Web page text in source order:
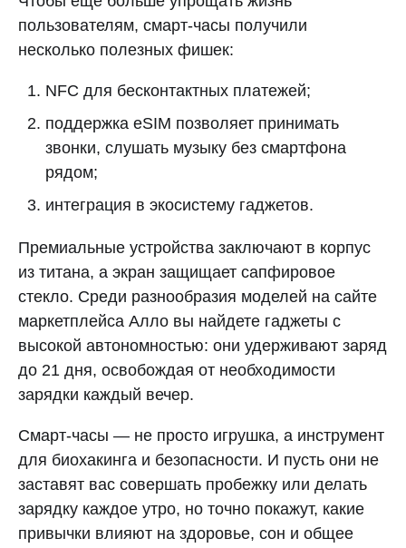
пользователям, смарт-часы получили
несколько полезных фишек:
NFC для бесконтактных платежей;
поддержка eSIM позволяет принимать
звонки, слушать музыку без смартфона
рядом;
интеграция в экосистему гаджетов.
Премиальные устройства заключают в корпус
из титана, а экран защищает сапфировое
стекло. Среди разнообразия моделей на сайте
маркетплейса Алло вы найдете гаджеты с
высокой автономностью: они удерживают заряд
до 21 дня, освобождая от необходимости
зарядки каждый вечер.
Смарт-часы — не просто игрушка, а инструмент
для биохакинга и безопасности. И пусть они не
заставят вас совершать пробежку или делать
зарядку каждое утро, но точно покажут, какие
привычки влияют на здоровье, сон и общее